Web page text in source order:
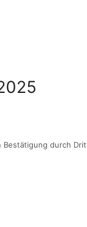
Bestätigung durch